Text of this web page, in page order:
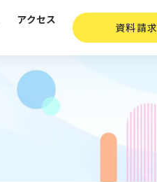
アクセス
資料請求